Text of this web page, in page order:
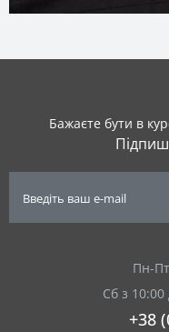
Бажаєте бути в
Пн-
Сб з
+38